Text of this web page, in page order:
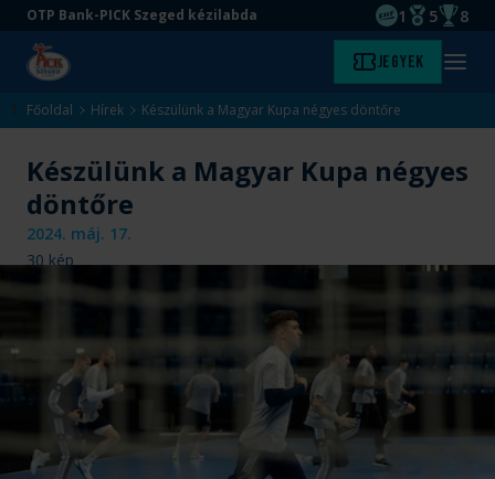
Ugrás
tartalomra
Ugrás
aljára
OTP Bank-PICK Szeged kézilabda
EHF
1
Magyar
5 8
Kezdőlap Jegyek Menü
Főoldal Hírek Készülünk a Magyar Kupa négyes döntőre
Készülünk a Magyar Kupa négyes
döntőre
2024. máj. 17.
30kép